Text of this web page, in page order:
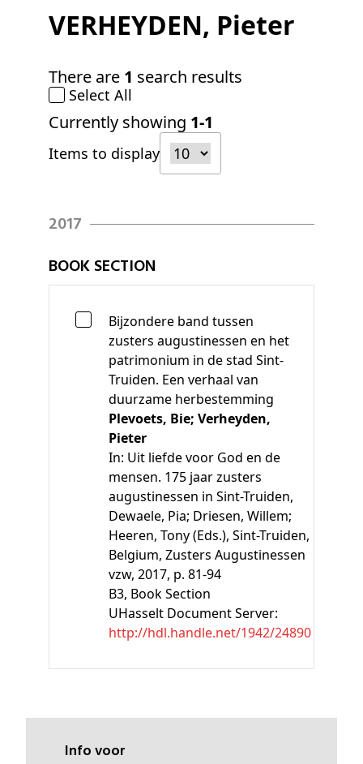
VERHEYDEN, Pieter
There are 1 search results
Select All
Currently showing 1-1
Items to display
2017
BOOK SECTION
Bijzondere band tussen
zusters augustinessen en het
patrimonium in de stad Sint-
Truiden. Een verhaal van
duurzame herbestemming
Plevoets, Bie; Verheyden,
Pieter
In: Uit liefde voor God en de
mensen. 175 jaar zusters
augustinessen in Sint-Truiden,
Dewaele, Pia; Driesen, Willem;
Heeren, Tony(Eds.), Sint-Truiden,
Belgium, Zusters Augustinessen
vzw, 2017, p. 81-94
B3, Book Section
UHasselt Document Server:
http://hdl.handle.net/1942/24890
Info voor